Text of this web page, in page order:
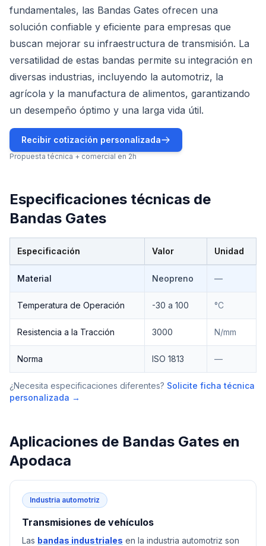
fundamentales, las Bandas Gates ofrecen una
solución confiable y eficiente para empresas que
buscan mejorar su infraestructura de transmisión. La
versatilidad de estas bandas permite su integración en
diversas industrias, incluyendo la automotriz, la
agrícola y la manufactura de alimentos, garantizando
un desempeño óptimo y una larga vida útil.
Recibir cotización personalizada
Propuesta técnica + comercial en 2h
Especificaciones técnicas de
Bandas Gates
Especificación Valor Unidad
Material Neopreno —
Temperatura de Operación -30 a 100 °C
Resistencia a la Tracción 3000 N/mm
Norma ISO 1813 —
¿Necesita especificaciones diferentes? Solicite ficha técnica
personalizada →
Aplicaciones de Bandas Gates en
Apodaca
Industria automotriz
Transmisiones de vehículos
Las bandas industriales en la industria automotriz son